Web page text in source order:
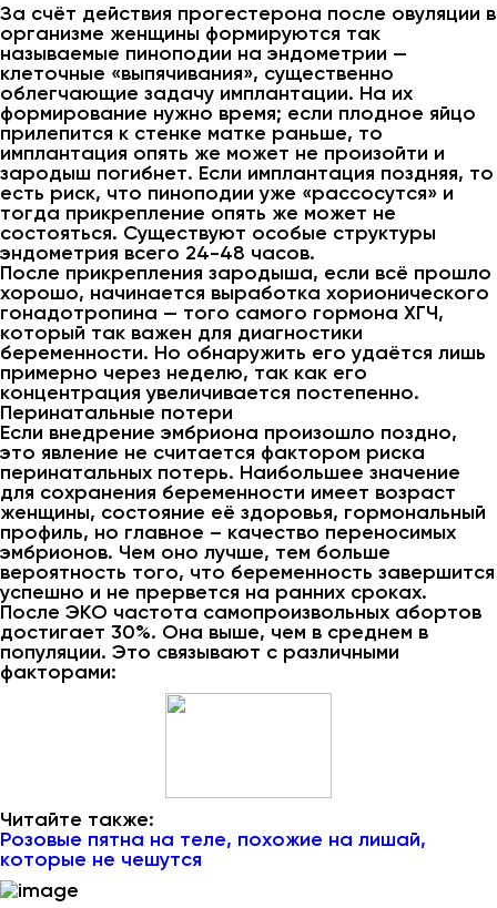
За счёт действия прогестерона после овуляции в
организме женщины формируются так
называемые пиноподии на эндометрии —
клеточные «выпячивания», существенно
облегчающие задачу имплантации. На их
формирование нужно время; если плодное яйцо
прилепится к стенке матке раньше, то
имплантация опять же может не произойти и
зародыш погибнет. Если имплантация поздняя, то
есть риск, что пиноподии уже «рассосутся» и
тогда прикрепление опять же может не
состояться. Существуют особые структуры
эндометрия всего 24-48 часов.
После прикрепления зародыша, если всё прошло
хорошо, начинается выработка хорионического
гонадотропина — того самого гормона ХГЧ,
который так важен для диагностики
беременности. Но обнаружить его удаётся лишь
примерно через неделю, так как его
концентрация увеличивается постепенно.
Перинатальные потери
Если внедрение эмбриона произошло поздно,
это явление не считается фактором риска
перинатальных потерь. Наибольшее значение
для сохранения беременности имеет возраст
женщины, состояние её здоровья, гормональный
профиль, но главное – качество переносимых
эмбрионов. Чем оно лучше, тем больше
вероятность того, что беременность завершится
успешно и не прервется на ранних сроках.
После ЭКО частота самопроизвольных абортов
достигает 30%. Она выше, чем в среднем в
популяции. Это связывают с различными
факторами:
Читайте также:
Розовые пятна на теле, похожие на лишай,
которые не чешутся